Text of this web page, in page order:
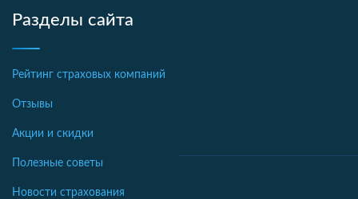
Разделы сайта
Рейтинг страховых компаний
Отзывы
Акции и скидки
Полезные советы
Новости страхования